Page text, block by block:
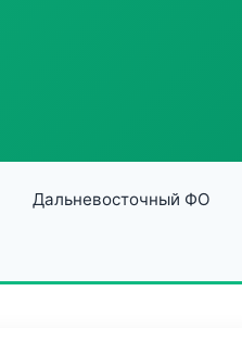
Дальневосточный ФО